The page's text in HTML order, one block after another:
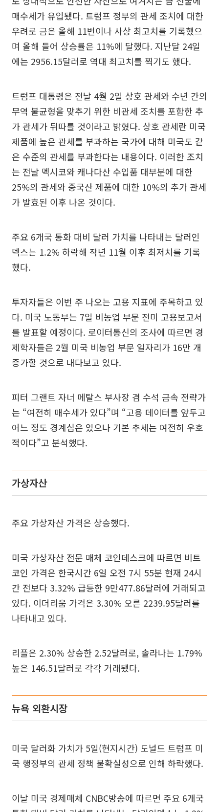
매수세가 유입됐다. 트럼프 정부의 관세 조치에 대한
우려로 금은 올해 11번이나 사상 최고치를 기록했으
며 올해 들어 상승률은 11%에 달했다. 지난달 24일
에는 2956.15달러로 역대 최고치를 찍기도 했다.
트럼프 대통령은 전날 4월 2일 상호 관세와 수년 간의
무역 불균형을 맞추기 위한 비관세 조치를 포함한 추
가 관세가 뒤따를 것이라고 밝혔다. 상호 관세란 미국
제품에 높은 관세를 부과하는 국가에 대해 미국도 같
은 수준의 관세를 부과한다는 내용이다. 이러한 조치
는 전날 멕시코와 캐나다산 수입품 대부분에 대한
25%의 관세와 중국산 제품에 대한 10%의 추가 관세
가 발효된 이후 나온 것이다.
주요 6개국 통화 대비 달러 가치를 나타내는 달러인
덱스는 1.2% 하락해 작년 11월 이후 최저치를 기록
했다.
투자자들은 이번 주 나오는 고용 지표에 주목하고 있
다. 미국 노동부는 7일 비농업 부문 전미 고용보고서
를 발표할 예정이다. 로이터통신의 조사에 따르면 경
제학자들은 2월 미국 비농업 부문 일자리가 16만 개
증가할 것으로 내다보고 있다.
피터 그랜트 자너 메탈스 부사장 겸 수석 금속 전략가
는 “여전히 매수세가 있다”며 “고용 데이터를 앞두고
어느 정도 경계심은 있으나 기본 추세는 여전히 우호
적이다”고 분석했다.
가상자산
주요 가상자산 가격은 상승했다.
미국 가상자산 전문 매체 코인데스크에 따르면 비트
코인 가격은 한국시간 6일 오전 7시 55분 현재 24시
간 전보다 3.32% 급등한 9만477.86달러에 거래되고
있다. 이더리움 가격은 3.30% 오른 2239.95달러를
나타내고 있다.
리플은 2.30% 상승한 2.52달러로, 솔라나는 1.79%
높은 146.51달러로 각각 거래됐다.
뉴욕 외환시장
미국 달러화 가치가 5일(현지시간) 도널드 트럼프 미
국 행정부의 관세 정책 불확실성으로 인해 하락했다.
이날 미국 경제매체 CNBC방송에 따르면 주요 6개국